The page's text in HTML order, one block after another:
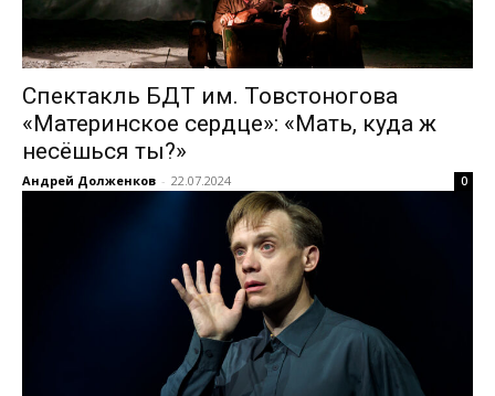
Спектакль БДТ им. Товстоногова
«Материнское сердце»: «Мать, куда ж
несёшься ты?»
Андрей Долженков - 22.07.2024 0